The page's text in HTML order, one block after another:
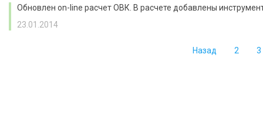
Обновлен on-line расчет ОВК. В расчете добавлены
23.01.2014
Назад 2 3